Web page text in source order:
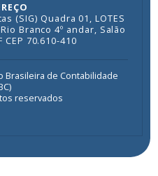
(SIG) Quadra 01, LOTES
Branco 4º andar, Salão
CEP 70.610-410
Brasileira de Contabilidade
reservados